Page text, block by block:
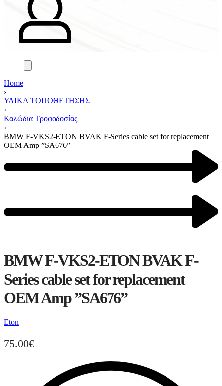
Home
›
ΥΛΙΚΑ ΤΟΠΟΘΕΤΗΣΗΣ
›
Καλώδια Τροφοδοσίας
›
BMW F-VKS2-ETON BVAK F-Series cable set for replacement
OEM Amp ”SA676”
BMW F-VKS2-ETON BVAK F-
Series cable set for replacement
OEM Amp ”SA676”
Eton
75.00€